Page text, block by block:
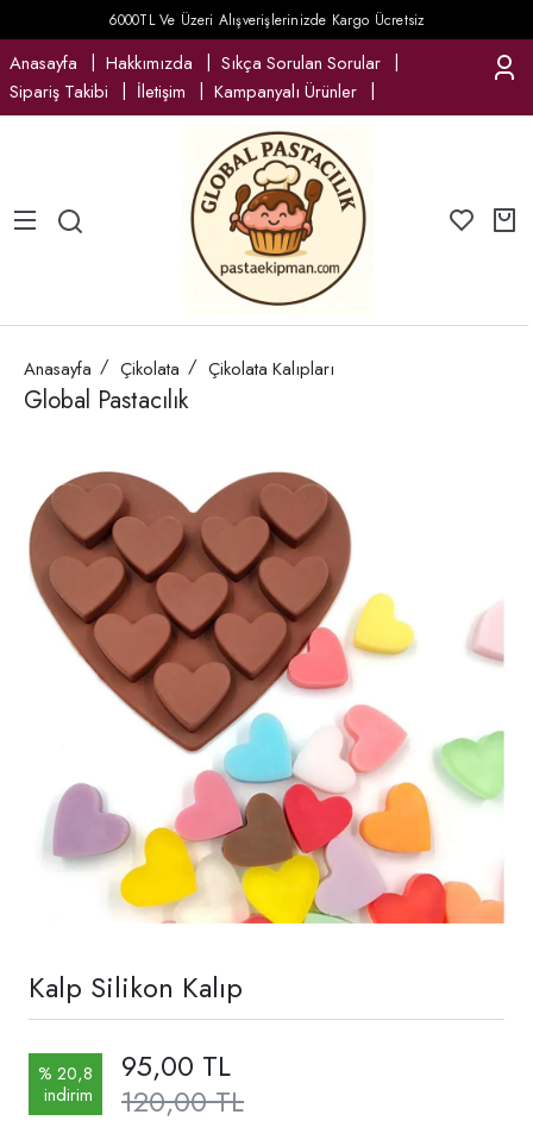
6000TL Ve Üzeri Alışverişlerinizde Kargo Ücretsiz
Anasayfa Hakkımızda
Sıkça Sorulan Sorular
Sipariş Takibi
İletişim Kampanyalı Ürünler
Anasayfa Çikolata Çikolata Kalıpları
Global Pastacılık
Kalp Silikon Kalıp
% 20,8
indirim
120,00 TL
95,00 TL